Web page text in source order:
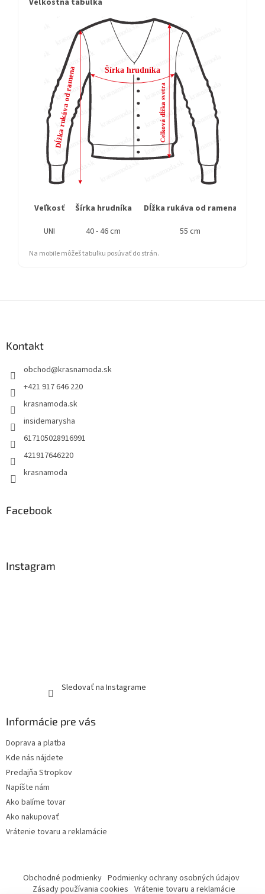
Veľkostná tabuľka
Veľkosť Šírka hrudníka Dĺžka rukáva od ramena
UNI
40 - 46 cm 55 cm
Na mobile môžeš tabuľku posúvať do strán.
Kontakt
obchod@krasnamoda.sk
+421 917 646 220
krasnamoda.sk
insidemarysha
617105028916991
421917646220
krasnamoda
Facebook
Instagram
Sledovať na Instagrame
Informácie pre vás
Doprava a platba
Kde nás nájdete
Predajňa Stropkov
Napíšte nám
Ako balíme tovar
Ako nakupovať
Vrátenie tovaru a reklamácie
Obchodné podmienky Podmienky ochrany osobných údajov
Zásady používania cookies Vrátenie tovaru a reklamácie